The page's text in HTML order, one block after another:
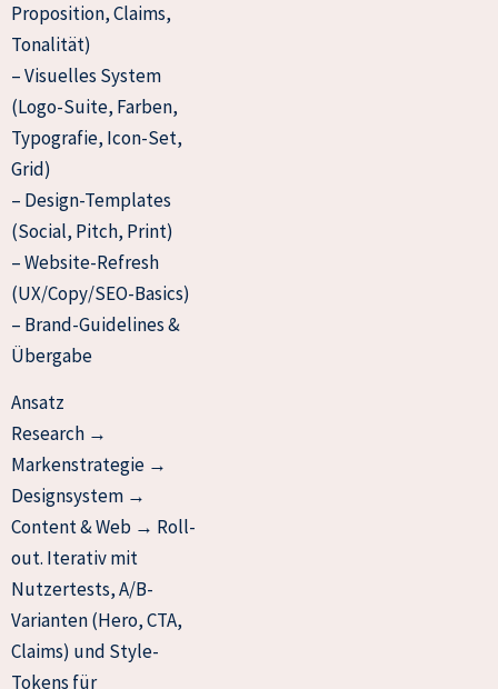
Proposition, Claims,
Tonalität)
– Visuelles System
(Logo-Suite, Farben,
Typografie, Icon-Set,
Grid)
– Design-Templates
(Social, Pitch, Print)
– Website-Refresh
(UX/Copy/SEO-Basics)
– Brand-Guidelines &
Übergabe
Ansatz
Research →
Markenstrategie →
Designsystem →
Content & Web → Roll-
out. Iterativ mit
Nutzertests, A/B-
Varianten (Hero, CTA,
Claims) und Style-
Tokens für